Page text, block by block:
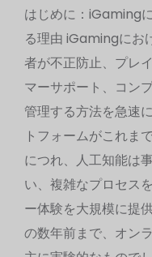
はじめに：iGaming
る理由 iGamingにお
者が不正防止、プレ
マーサポート、コン
管理する方法を急速
トフォームがこれま
につれ、人工知能は
い、複雑なプロセス
ー体験を大規模に提
の数年前まで、オン